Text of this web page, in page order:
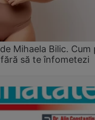
Mihaela Bilic. Cum
să te înfometezi